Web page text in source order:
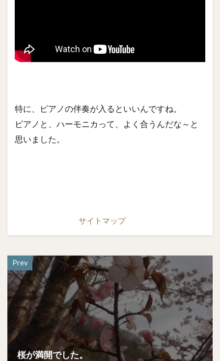
特に、ピアノの伴奏が入るといいんですね。
ピアノと、ハーモニカって、よく合うんだな～と
思いました。
サイトマップ
Prev
桜が満開でした。